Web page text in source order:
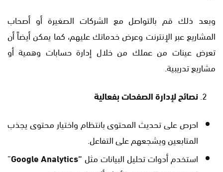
وبعد ذلك قم بالتواصل مع الشركات الصغيرة أو أصحاب
المشاريع عبر الإنترنت وعرض خدماتك عليهم، كما يمكن أيضاً أن
تعرض عينات من عملك من خلال إدارة حسابات وهمية أو
مشاريع تدريبية.
نصائح لإدارة الصفحات بفعالية
احرص على تحديث المحتوى بانتظام واختيار محتوى يجذب
المتابعين ويشجعهم على التفاعل.
استخدم أدوات تحليل البيانات مثل“Google Analytics
”